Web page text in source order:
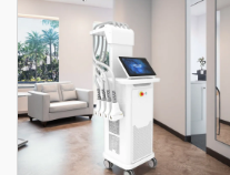
Cutâneo e Modelagem
Corporal para Idade
Avançada